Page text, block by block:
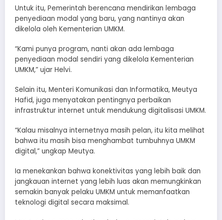
Untuk itu, Pemerintah berencana mendirikan lembaga
penyediaan modal yang baru, yang nantinya akan
dikelola oleh Kementerian UMKM.
“Kami punya program, nanti akan ada lembaga
penyediaan modal sendiri yang dikelola Kementerian
UMKM,” ujar Helvi.
Selain itu, Menteri Komunikasi dan Informatika, Meutya
Hafid, juga menyatakan pentingnya perbaikan
infrastruktur internet untuk mendukung digitalisasi UMKM.
“Kalau misalnya internetnya masih pelan, itu kita melihat
bahwa itu masih bisa menghambat tumbuhnya UMKM
digital,” ungkap Meutya.
Ia menekankan bahwa konektivitas yang lebih baik dan
jangkauan internet yang lebih luas akan memungkinkan
semakin banyak pelaku UMKM untuk memanfaatkan
teknologi digital secara maksimal.